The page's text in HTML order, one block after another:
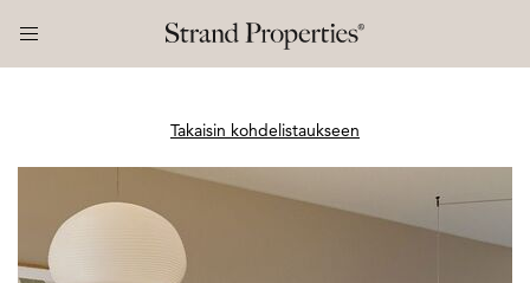
Takaisin kohdelistaukseen